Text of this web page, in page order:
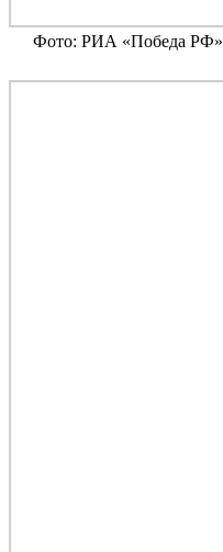
Фото: РИА «Победа РФ»